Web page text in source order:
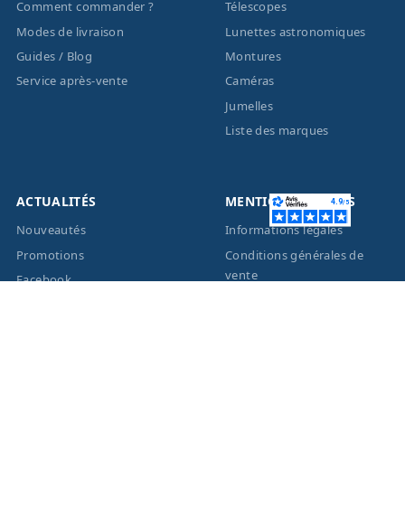
Comment commander ?
Modes de livraison
Guides / Blog
Service après-vente
Télescopes
Lunettes astronomiques
Montures
Caméras
Jumelles
Liste des marques
ACTUALITÉS
Nouveautés
Promotions
Facebook
MENTIONS LÉGALES
Informations légales
Conditions générales de
vente